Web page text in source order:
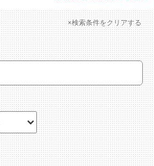
×検索条件をクリアする